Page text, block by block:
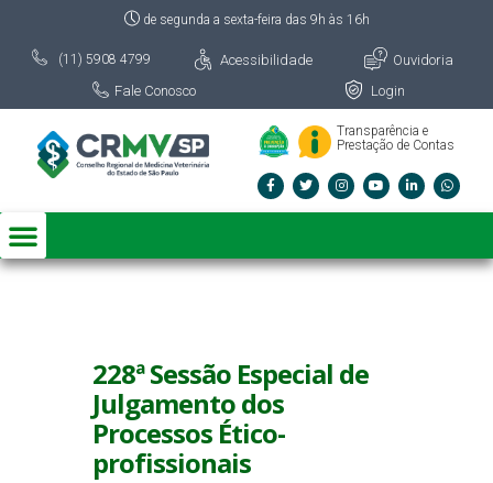
de segunda a sexta-feira das 9h às 16h
(11) 5908 4799 Acessibilidade
Ouvidoria
Fale Conosco
Login
Transparência e
Prestação de Contas
228ª Sessão Especial de
Julgamento dos
Processos Ético-
profissionais